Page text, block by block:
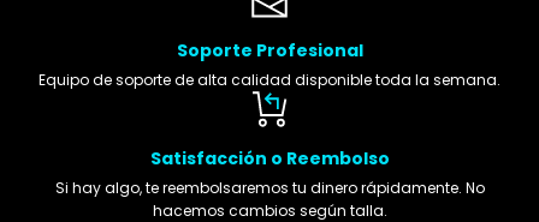
Soporte Profesional
Equipo de soporte de alta calidad disponible toda la semana.
Satisfacción o Reembolso
Si hay algo, te reembolsaremos tu dinero rápidamente. No
hacemos cambios según talla.